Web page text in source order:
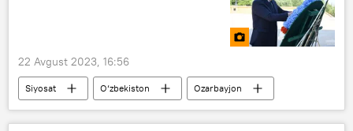
22 Avgust 2023, 16:56
Siyosat O‘zbekiston
Ozarbayjon
Shavkat Mirziyoyev